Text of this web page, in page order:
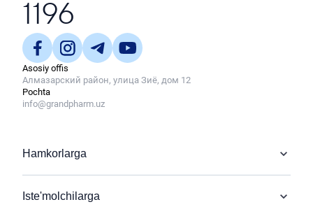
1196
Asosiy offis
Алмазарский район, улица Зиё, дом 12
Pochta
info@grandpharm.uz
Hamkorlarga
Iste'molchilarga